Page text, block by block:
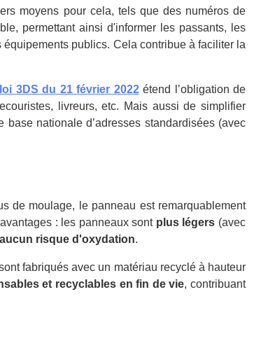
moyens pour cela, tels que des numéros de
permettant ainsi d'informer les passants, les
publics. Cela contribue à faciliter la
loi 3DS du 21 février 2022étend l’obligation de
livreurs, etc. Mais aussi de simplifier
nationale d’adresses standardisées (avec
de moulage, le panneau est remarquablement
: les panneaux sont plus légers (avec
aucun risque d'oxydation.
fabriqués avec un matériau recyclé à hauteur
et recyclables en fin de vie, contribuant